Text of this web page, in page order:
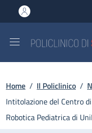
al contenuto principale
to footer content
Briciole di
Home / Il Policlinico /
Intitolazione del Centro
Robotica Pediatrica di